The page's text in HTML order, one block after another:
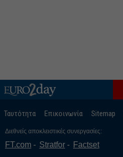
Ταυτότητα Επικοινωνία Sitemap
Διεθνείς αποκλειστικές συνεργασίες:
FT.com Stratfor Factset